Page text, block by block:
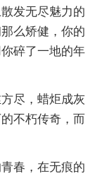
发无尽魅力的
么矫健，你的
碎了一地的年
尽，蜡炬成灰
不朽传奇，而
春，在无痕的